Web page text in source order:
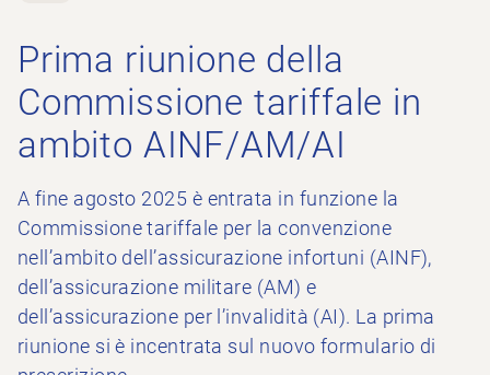
Prima riunione della
Commissione tariffale in
ambito AINF/AM/AI
A fine agosto 2025 è entrata in funzione la
Commissione tariffale per la convenzione
nell’ambito dell’assicurazione infortuni (AINF),
dell’assicurazione militare (AM) e
dell’assicurazione per l’invalidità (AI). La prima
riunione si è incentrata sul nuovo formulario di